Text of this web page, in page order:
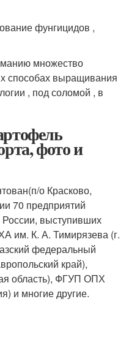
фунгицидов ,
множество
способах выращивания
, под соломой , в
фото и
о Красково,
70 предприятий
России, выступивших
им. К. А. Тимирязева (г.
федеральный
край),
область), ФГУП ОПХ
и многие другие.